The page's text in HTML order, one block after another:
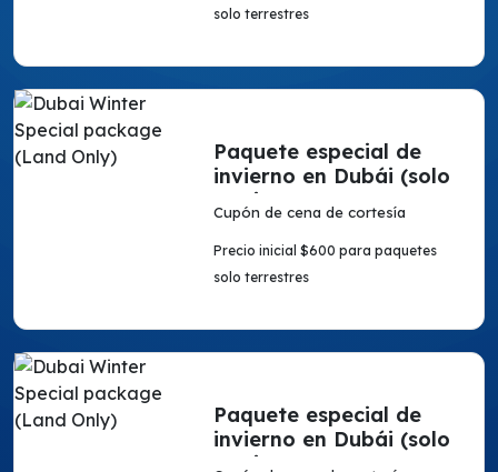
solo terrestres
Paquete especial de
invierno en Dubái (solo
en tierra)
Cupón de cena de cortesía
Precio inicial $600 para paquetes
solo terrestres
Paquete especial de
invierno en Dubái (solo
en tierra)